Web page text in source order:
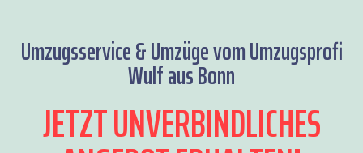
Umzugsservice & Umzüge vom Umzugsprofi
Wulf aus Bonn
JETZT UNVERBINDLICHES